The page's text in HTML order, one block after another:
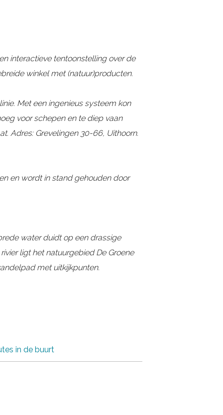
interactieve tentoonstelling over de
winkel met (natuur)producten.
Met een ingenieus systeem kon
voor schepen en te diep vaan
Adres: Grevelingen 30-66, Uithoorn.
en wordt in stand gehouden door
water duidt op een drassige
ligt het natuurgebied De Groene
met uitkijkpunten.
in de buurt